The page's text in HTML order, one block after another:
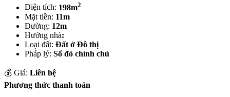
Diện tích: 198m2
Mặt tiền: 11m
Đường: 12m
Hướng nhà:
Loại đất: Đất ở Đô thị
Pháp lý: Sổ đỏ chính chủ
💰 Giá: Liên hệ
Phương thức thanh toán